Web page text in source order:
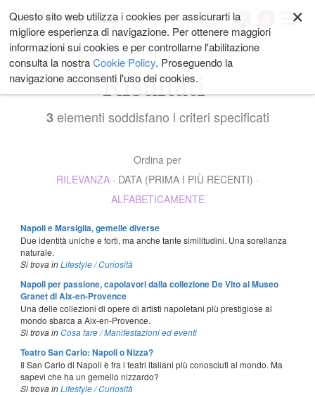
ai
contenuti.
|
Salta
alla
navigazione
My ×
Questo sito web utilizza i cookies per assicurarti la
migliore esperienza di navigazione. Per ottenere maggiori
informazioni sui cookies e per controllarne l'abilitazione
consulta la nostraCookie Policy. Proseguendo la
navigazione acconsenti l'uso dei cookies.
Risultati
3elementi soddisfano i criteri specificati
Ordina per
RILEVANZA · DATA (PRIMA I PIÙ RECENTI) ·
ALFABETICAMENTE
Napoli e Marsiglia, gemelle diverse
Due identità uniche e forti, ma anche tante similitudini. Una sorellanza
naturale.
Si trova in Lifestyle /Curiosità
Napoli per passione, capolavori dalla collezione De Vito al Museo
Granet di Aix-en-Provence
Una delle collezioni di opere di artisti napoletani più prestigiose al
mondo sbarca a Aix-en-Provence.
Si trova in Cosa fare /Manifestazioni ed eventi
Teatro San Carlo: Napoli o Nizza?
Il San Carlo di Napoli è fra i teatri italiani più conosciuti al mondo. Ma
sapevi che ha un gemello nizzardo?
Si trova in Lifestyle /Curiosità